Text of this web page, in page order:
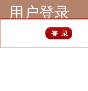
用户登录